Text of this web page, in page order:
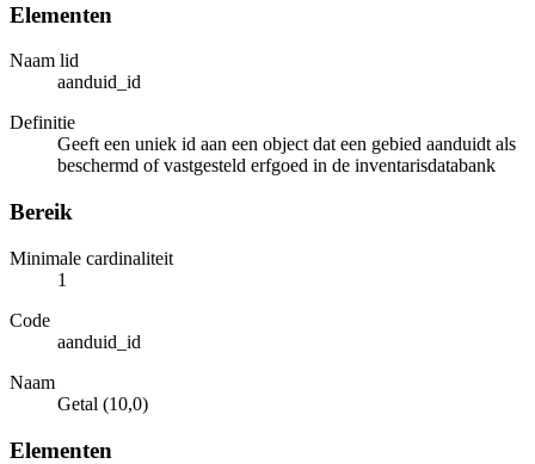
Elementen
Naam lid
aanduid_id
Definitie
Geeft een uniek id aan een object dat een gebied aanduidt als
beschermd of vastgesteld erfgoed in de inventarisdatabank
Bereik
Minimale cardinaliteit
1
Code
aanduid_id
Naam
Getal (10,0)
Elementen